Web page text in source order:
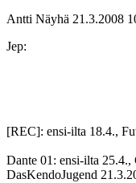
Antti Näyhä 21.3.2008
Jep:
[REC]: ensi-ilta 18.4.,
Dante 01: ensi-ilta
DasKendoJugend